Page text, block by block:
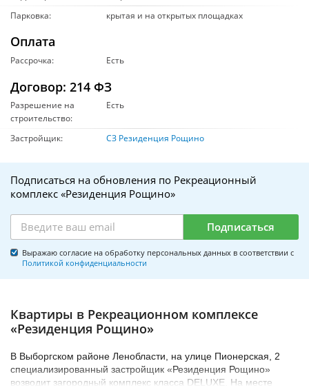
Парковка:
крытая и на открытых площадках
Оплата
Рассрочка: Есть
Договор: 214 ФЗ
Разрешение на
строительство:
Есть
Застройщик: СЗ Резиденция Рощино
Подписаться на обновления по Рекреационный
комплекс «Резиденция Рощино»
Подписаться
Выражаю согласие на обработку персональных данных в соответствии с
Политикой конфиденциальности
Квартиры в Рекреационном комплексе
«Резиденция Рощино»
В Выборгском районе Ленобласти, на улице Пионерская, 2
специализированный застройщик «Резиденция Рощино»
возводит загородный комплекс класса DELUXE. На месте